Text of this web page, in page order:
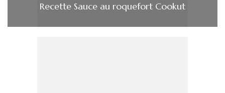
Recette Sauce au roquefort Cookut